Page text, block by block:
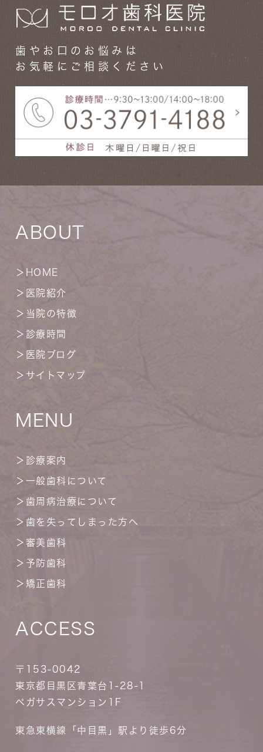
歯やお口のお悩みは
お気軽にご相談ください
ABOUT
＞ HOME
＞ 医院紹介
＞ 当院の特徴
＞ 診療時間
＞ 医院ブログ
＞ サイトマップ
MENU
＞ 診療案内
＞ 一般歯科について
＞ 歯周病治療について
＞ 歯を失ってしまった方へ
＞ 審美歯科
＞ 予防歯科
＞ 矯正歯科
ACCESS
〒153-0042
東京都目黒区青葉台1-28-1
ペガサスマンション1F
東急東横線「中目黒」駅より徒歩6分